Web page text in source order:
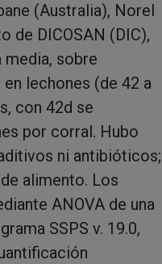
(Australia), Norel
de DICOSAN (DIC),
sobre
lechones (de 42 a
con 42d se
por corral. Hubo
ni antibióticos;
alimento. Los
ANOVA de una
SSPS v. 19.0,